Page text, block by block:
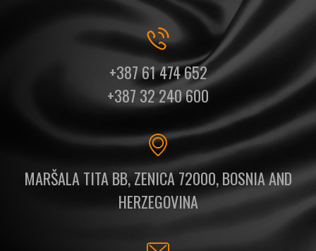
+387 61 474 652
+387 32 240 600
MARŠALA TITA BB, ZENICA 72000, BOSNIA AND
HERZEGOVINA